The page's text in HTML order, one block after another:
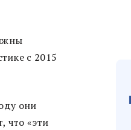
с 2015
они
что «эти